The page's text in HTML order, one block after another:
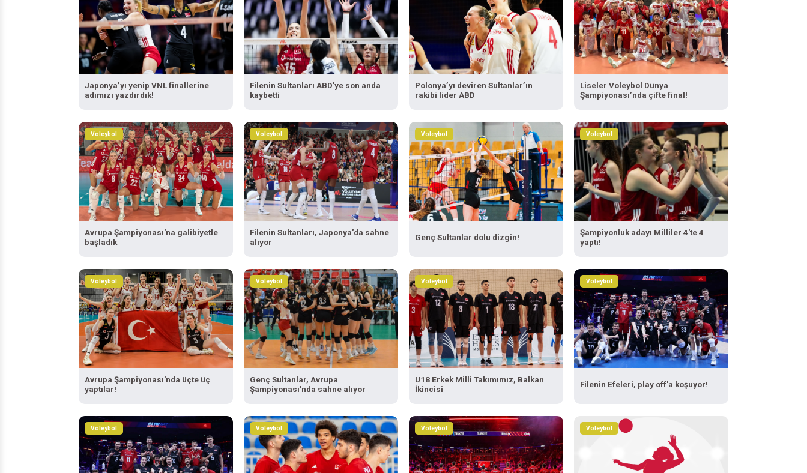
Japonya’yı yenip VNL finallerine
adımızı yazdırdık!
Filenin Sultanları ABD'ye son anda
kaybetti
Polonya’yı deviren Sultanlar’ın
rakibi lider ABD
Liseler Voleybol Dünya
Şampiyonası’nda çifte final!
Voleybol
Avrupa Şampiyonası'na galibiyetle
başladık
Voleybol
Filenin Sultanları, Japonya'da sahne
alıyor
Voleybol
Genç Sultanlar dolu dizgin!
Voleybol
Şampiyonluk adayı Milliler 4'te 4
yaptı!
Voleybol
Avrupa Şampiyonası'nda üçte üç
yaptılar!
Voleybol
Genç Sultanlar, Avrupa
Şampiyonası'nda sahne alıyor
Voleybol
U18 Erkek Milli Takımımız, Balkan
İkincisi
Voleybol
Filenin Efeleri, play off'a koşuyor!
Voleybol Voleybol Voleybol Voleybol